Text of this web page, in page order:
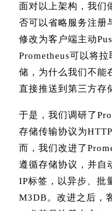
面对以上架构，我们
否可以省略服务注册
修改为客户端主动
Prometheus可以将
储，为什么我们不能
直接推送到第三方存
于是，我们调研了
存储传输协议为
而，我们改进了
遵循存储协议，并自
IP标签，以异步、批
M3DB。改进之后，